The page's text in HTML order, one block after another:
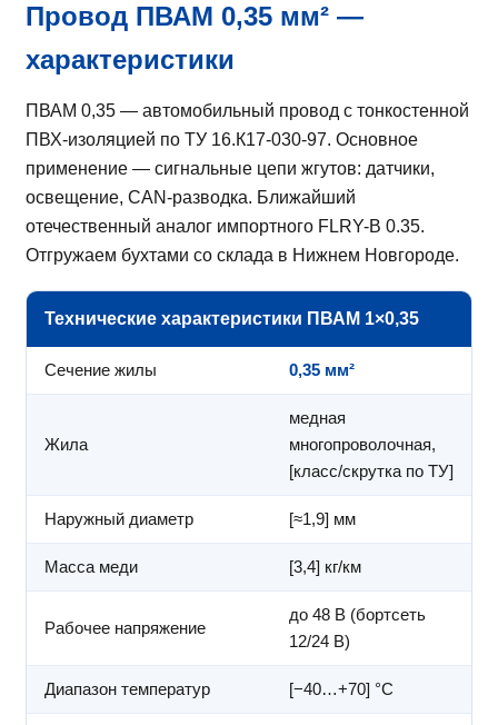
Провод ПВАМ 0,35 мм² —
характеристики
ПВАМ 0,35 — автомобильный провод с тонкостенной
ПВХ-изоляцией по ТУ 16.К17-030-97. Основное
применение — сигнальные цепи жгутов: датчики,
освещение, CAN-разводка. Ближайший
отечественный аналог импортного FLRY-B 0.35.
Отгружаем бухтами со склада в Нижнем Новгороде.
Технические характеристики ПВАМ 1×0,35
Сечение жилы 0,35 мм²
Жила
медная
многопроволочная,
[класс/скрутка по ТУ]
Наружный диаметр [≈1,9] мм
Масса меди [3,4] кг/км
Рабочее напряжение
до 48 В (бортсеть
12/24 В)
Диапазон температур [−40…+70] °C